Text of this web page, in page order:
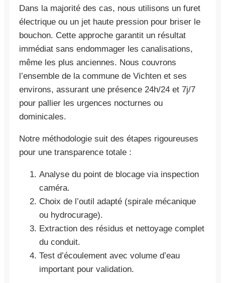
Dans la majorité des cas, nous utilisons un furet
électrique ou un jet haute pression pour briser le
bouchon. Cette approche garantit un résultat
immédiat sans endommager les canalisations,
même les plus anciennes. Nous couvrons
l’ensemble de la commune de Vichten et ses
environs, assurant une présence 24h/24 et 7j/7
pour pallier les urgences nocturnes ou
dominicales.
Notre méthodologie suit des étapes rigoureuses
pour une transparence totale :
Analyse du point de blocage via inspection
caméra.
Choix de l’outil adapté (spirale mécanique
ou hydrocurage).
Extraction des résidus et nettoyage complet
du conduit.
Test d’écoulement avec volume d’eau
important pour validation.